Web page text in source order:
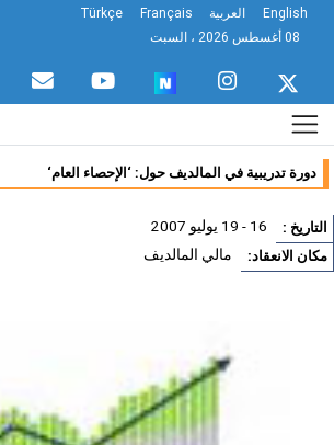
English العربية Français
Türkçe
دورة تدريبية في المالديف حول: ‘الإحصاء العام‘
: 16 - 19 يوليو 2007
الانعقاد: مالي المالديف